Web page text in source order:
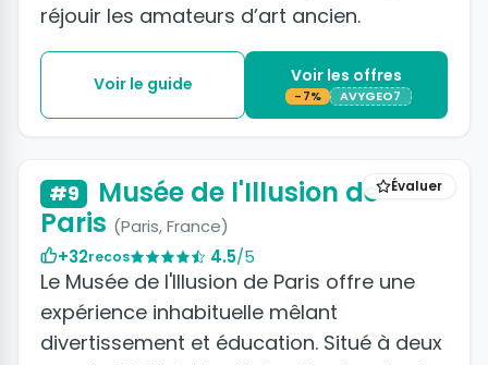
réjouir les amateurs d’art ancien.
Voir le guide Voir les offres
-7% AVYGEO7
Évaluer
#9
Musée de l'Illusion de
Paris (Paris, France)
+32recos 4.5/5
Le Musée de l'Illusion de Paris offre une
expérience inhabituelle mêlant
divertissement et éducation. Situé à deux